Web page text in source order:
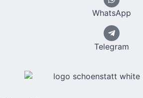
WhatsApp
Telegram